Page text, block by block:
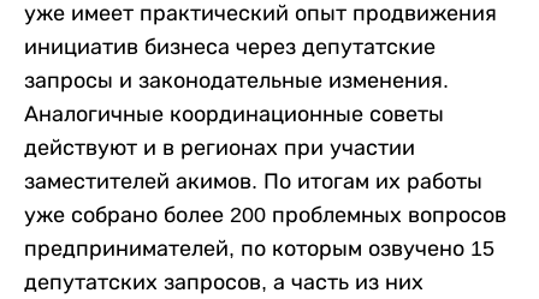
уже имеет практический опыт продвижения
инициатив бизнеса через депутатские
запросы и законодательные изменения.
Аналогичные координационные советы
действуют и в регионах при участии
заместителей акимов. По итогам их работы
уже собрано более 200 проблемных вопросов
предпринимателей, по которым озвучено 15
депутатских запросов, а часть из них